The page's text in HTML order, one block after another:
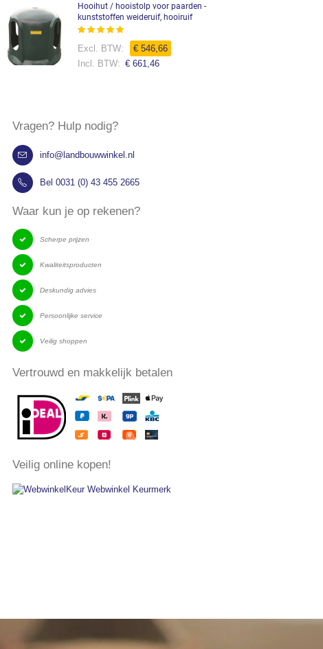
paarden
€ 288,28
Palenrammer voor
Rating:
0%
Hooihut / hooistolp voor paarden -
kunststoffen weideruif, hooiruif
Waardering:
€ 546,66
€ 661,46
Vragen? Hulp nodig?
info@landbouwwinkel.nl
Bel 0031 (0) 43 455 2665
​Waar kun je op rekenen?
Scherpe prijzen
Kwaliteitsproducten
Deskundig advies
Persoonlijke service
Veilig shoppen
​Vertrouwd en makkelijk betalen
​Veilig online kopen!